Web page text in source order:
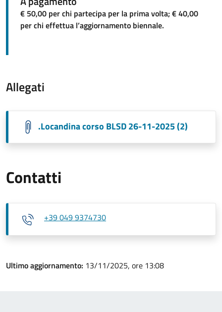
€ 50,00 per chi partecipa per la prima volta; € 40,00
per chi effettua l’aggiornamento biennale.
Allegati
.Locandina corso BLSD 26-11-2025 (2)
Contatti
+39 049 9374730
Ultimo aggiornamento: 13/11/2025, ore 13:08